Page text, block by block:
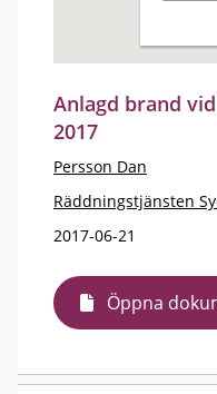
Anlagd brand
2017
Persson Dan
Räddningstjänsten
2017-06-21
Öppna